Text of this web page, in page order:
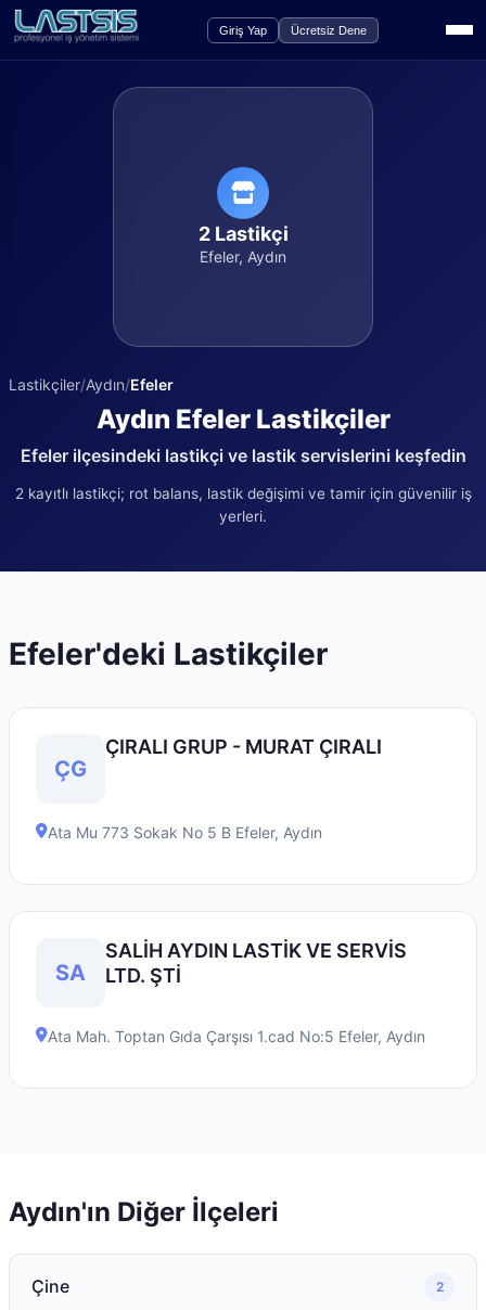
Giriş Yap Ücretsiz Dene
Lastikçiler/Aydın/Efeler
Aydın EfelerLastikçiler
Efelerilçesindeki lastikçi ve lastik servislerini keşfedin
2 kayıtlı lastikçi; rot balans, lastik değişimi ve tamir için güvenilir iş
yerleri.
2Lastikçi
Efeler, Aydın
Efeler'deki Lastikçiler
ÇG
ÇIRALI GRUP - MURAT ÇIRALI
Ata Mu 773 Sokak No 5 B Efeler, Aydın
SA
SALİH AYDIN LASTİK VE SERVİS
LTD. ŞTİ
Ata Mah. Toptan Gıda Çarşısı 1.cad No:5 Efeler, Aydın
Aydın'ın Diğer İlçeleri
Çine 2